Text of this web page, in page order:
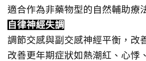
適合作為非藥物型的自然輔助療
自律神經失調
調節交感與副交感神經平衡，改
改善更年期症狀如熱潮紅、心悸